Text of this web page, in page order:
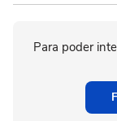
Para poder